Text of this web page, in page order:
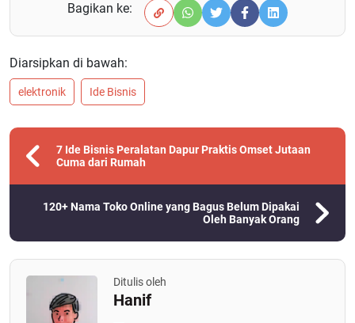
Bagikan ke:
Diarsipkan di bawah:
elektronik Ide Bisnis
7 Ide Bisnis Peralatan Dapur Praktis Omset Jutaan
Cuma dari Rumah
120+ Nama Toko Online yang Bagus Belum Dipakai
Oleh Banyak Orang
Ditulis oleh
Hanif